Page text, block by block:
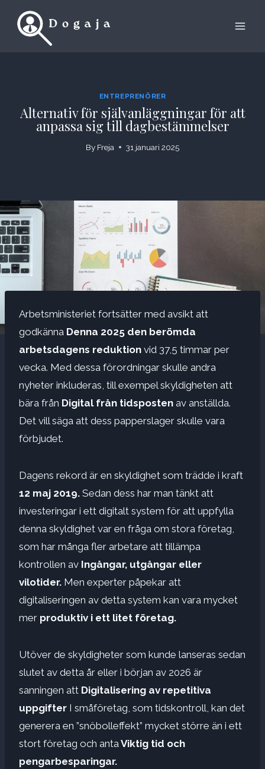
ENTREPRENÖRER
Alternativ för självanläggningar för att
anpassa sig till dagbestämmelser
By Freja 31 januari 2025
Arbetsministeriet fortsätter med avsikt att
godkänna Denna 2025 den berömda
arbetsdagens reduktion vid 37,5 timmar per
vecka. Med dessa förordningar skulle andra
nyheter inkluderas, till exempel skyldigheten att
bära från Digital från tidsposten av anställda.
Det vill säga att dess papperslager skulle vara
förbjudet.
Dagens rekord är en skyldighet som trädde i kraft
12 maj 2019. Sedan dess har man tänkt att
investeringar i ett digitalt system för att uppfylla
denna skyldighet var en fråga om stora företag,
som har många fler arbetare att tillämpa
kontrollen av Ingångar, utgångar eller
vilotider. Men experter påpekar att
digitaliseringen av detta system kan vara mycket
mer produktiv i ett litet företag.
Utöver de skyldigheter som kunde lanseras sedan
slutet av detta år eller i början av 2026 är
sanningen att Digitalisering av repetitiva
uppgifter I småföretag, som tidskontroll, kan det
generera en ”snöbolleffekt” mycket större än i ett
stort företag och antaViktig tid och
pengarbesparingar.